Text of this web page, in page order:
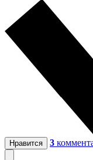
Нравится 3